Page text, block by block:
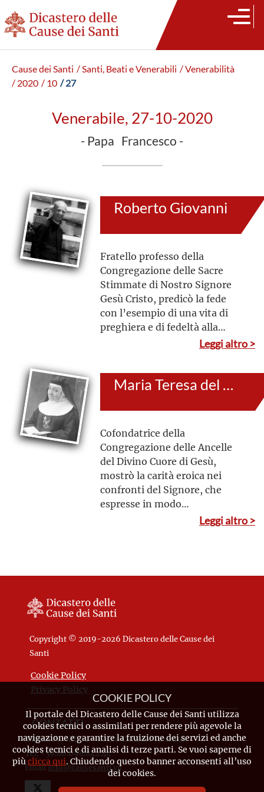
Cause dei Santi / Santi, Beati e Venerabili / Venerabilità
/ 2020 / 10 / 27
Venerabile, 27-10-2020
- Papa Francesco -
Roberto Giovanni
Fratello professo della
Congregazione delle Sacre
Stimmate di Nostro Signore
Gesù Cristo, predicò la fede
con l’esempio di una vita di
preghiera e di fedeltà alla
nell’intimità della presenza di
Leggi altro >
Maria Teresa del Cuore di Gesù (al secolo: Celia Méndez y Delgado)
Cofondatrice della
Congregazione delle Ancelle
del Divino Cuore di Gesù,
mostrò la carità eroica nei
confronti del Signore, che
espresse in modo
commovente nei suoi scritti.
comunicarlo agli altri, a
suo Istituto
Leggi altro >
Copyright © 2019-2026 Dicastero delle Cause dei
Santi
Cookie Policy
Privacy Policy
CONTATTI
Piazza Pio XII, 10 - 00120 Città del Vaticano
Tel. +39.06.698.842.44
Emailinfo@causesanti.va
COOKIE POLICY
Il portale del Dicastero delle Cause dei Santi utilizza
cookies tecnici o assimilati per rendere più agevole la
navigazione e garantire la fruizione dei servizi ed anche
cookies tecnici e di analisi di terze parti. Se vuoi saperne di
piùclicca qui. Chiudendo questo banner acconsenti all’uso
dei cookies.